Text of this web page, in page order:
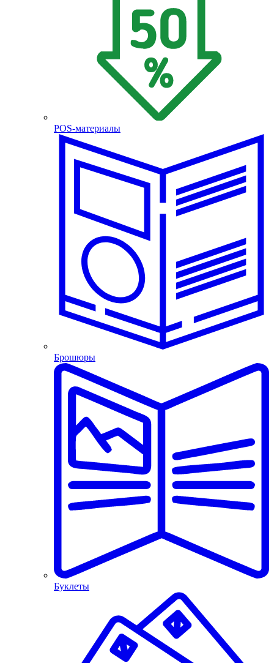
POS-материалы
Брошюры
Буклеты